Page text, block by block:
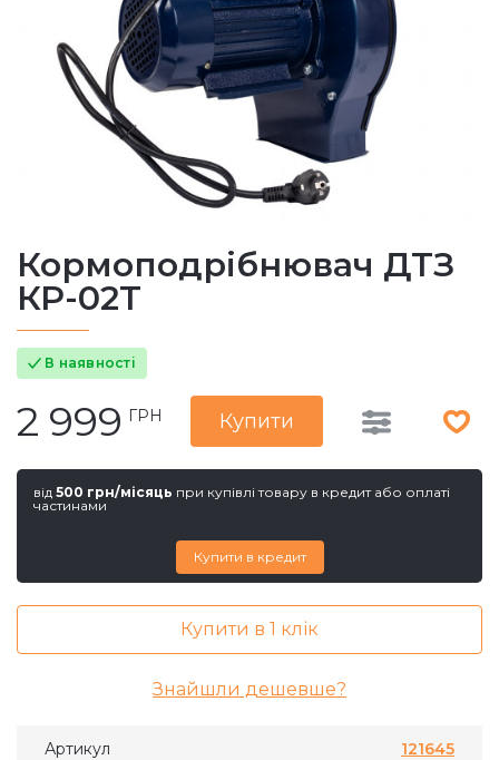
Кормоподрібнювач ДТЗ
КР-02Т
В наявності
2 999 ГРН Купити
від 500 грн/місяць при купівлі товару в кредит або оплаті
частинами
Купити в кредит
Купити в 1 клік
Знайшли дешевше?
Артикул 121645